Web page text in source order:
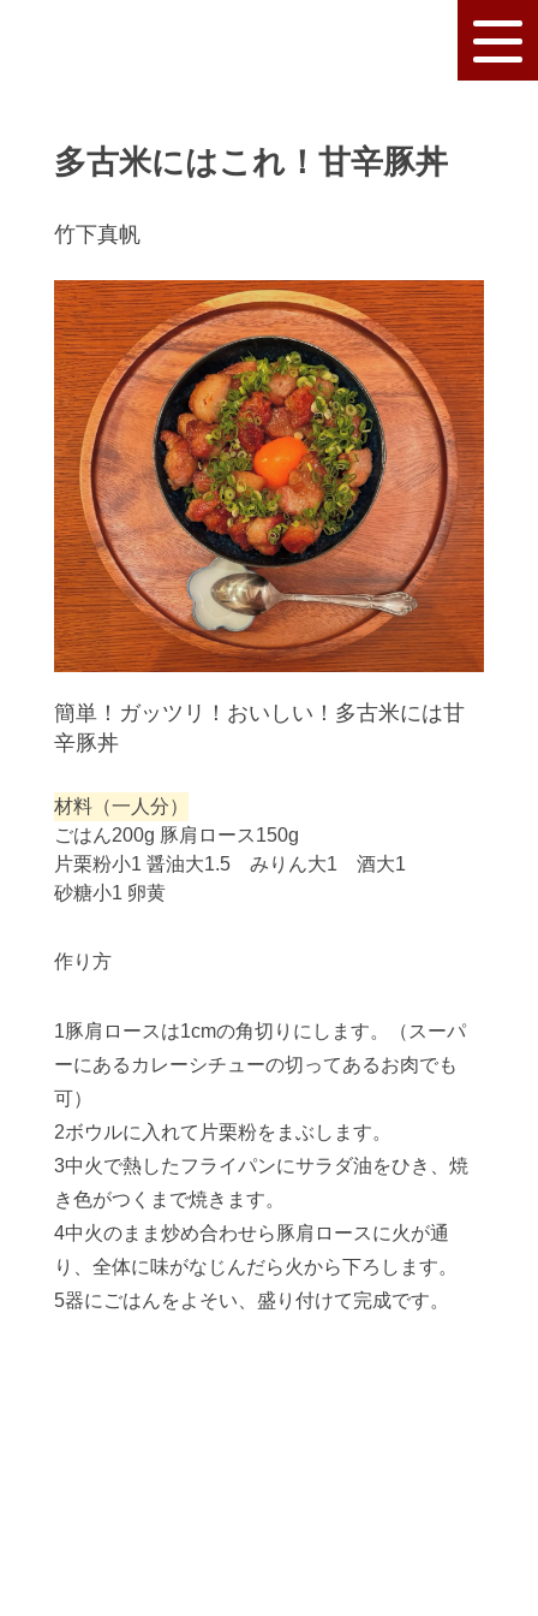
多古米にはこれ！甘辛豚丼
竹下真帆
簡単！ガッツリ！おいしい！多古米には甘
辛豚丼
材料（一人分）
ごはん200g 豚肩ロース150g
片栗粉小1 醤油大1.5 みりん大1 酒大1
砂糖小1 卵黄
作り方
1豚肩ロースは1cmの角切りにします。（スーパ
ーにあるカレーシチューの切ってあるお肉でも
可）
2ボウルに入れて片栗粉をまぶします。
3中火で熱したフライパンにサラダ油をひき、焼
き色がつくまで焼きます。
4中火のまま炒め合わせら豚肩ロースに火が通
り、全体に味がなじんだら火から下ろします。
5器にごはんをよそい、盛り付けて完成です。